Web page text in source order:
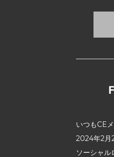
いつもCE
2024年2月
ソーシャ